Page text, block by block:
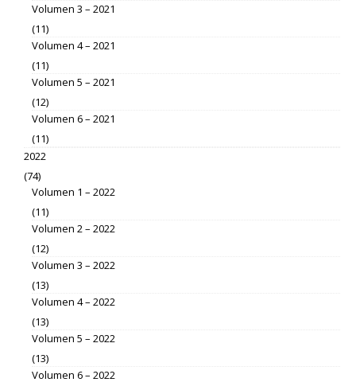
Volumen 3 – 2021
(11)
Volumen 4 – 2021
(11)
Volumen 5 – 2021
(12)
Volumen 6 – 2021
(11)
2022
(74)
Volumen 1 – 2022
(11)
Volumen 2 – 2022
(12)
Volumen 3 – 2022
(13)
Volumen 4 – 2022
(13)
Volumen 5 – 2022
(13)
Volumen 6 – 2022